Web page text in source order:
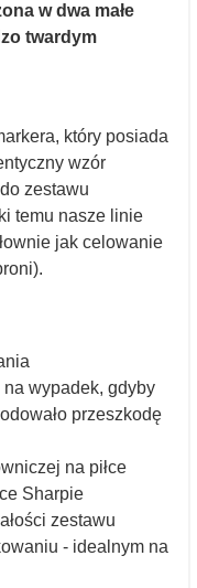
w dwa małe
twardym
który posiada
wzór
zestawu
temu nasze linie
jak celowanie
na wypadek, gdyby
przeszkodę
na piłce
Sharpie
zestawu
- idealnym na